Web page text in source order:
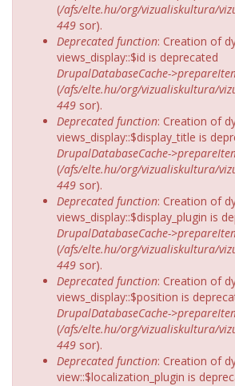
(/afs/elte.hu/org/vizualiskultura/
449 sor).
Deprecated function: Creation of
views_display::$id is deprecated
DrupalDatabaseCache-
(/afs/elte.hu/org/vizualiskultura/
449 sor).
Deprecated function: Creation of
views_display::$display_title is
DrupalDatabaseCache-
(/afs/elte.hu/org/vizualiskultura/
449 sor).
Deprecated function: Creation of
views_display::$display_plugin is
DrupalDatabaseCache-
(/afs/elte.hu/org/vizualiskultura/
449 sor).
Deprecated function: Creation of
views_display::$position is
DrupalDatabaseCache-
(/afs/elte.hu/org/vizualiskultura/
449 sor).
Deprecated function: Creation of
view::$localization_plugin is